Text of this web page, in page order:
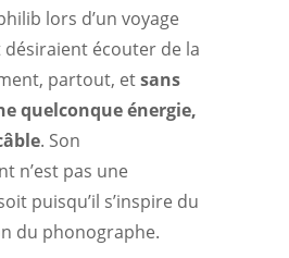
lors d’un voyage
désiraient écouter de la
partout, etsans
quelconque énergie,
. Son
n’est pas une
puisqu’il s’inspire du
du phonographe.